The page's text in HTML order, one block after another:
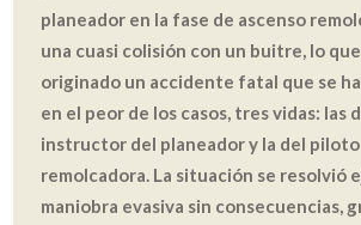
planeador en la fase de ascenso
una cuasi colisión con un buitre, lo
originado un accidente fatal que se
en el peor de los casos, tres vidas: las
instructor del planeador y la del piloto
remolcadora. La situación se resolvió
maniobra evasiva sin consecuencias,